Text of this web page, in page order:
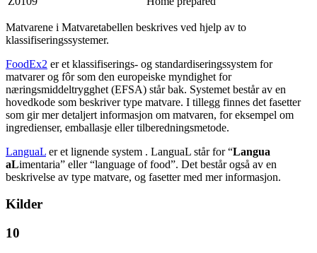
Matvarene i Matvaretabellen beskrives ved hjelp av to
klassifiseringssystemer.
FoodEx2 er et klassifiserings- og standardiseringssystem for
matvarer og fôr som den europeiske myndighet for
næringsmiddeltrygghet (EFSA) står bak. Systemet består av en
hovedkode som beskriver type matvare. I tillegg finnes det fasetter
som gir mer detaljert informasjon om matvaren, for eksempel om
ingredienser, emballasje eller tilberedningsmetode.
LanguaL er et lignende system . LanguaL står for “Langua
aLimentaria” eller “language of food”. Det består også av en
beskrivelse av type matvare, og fasetter med mer informasjon.
Kilder
10